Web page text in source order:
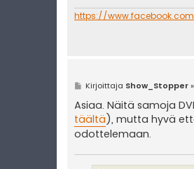
https://
V
e
s
t
i
Kirjoittaja Show_Stopper»
Asiaa. Näitä samoja
täältä ), mutta hyvä
odottelemaan.